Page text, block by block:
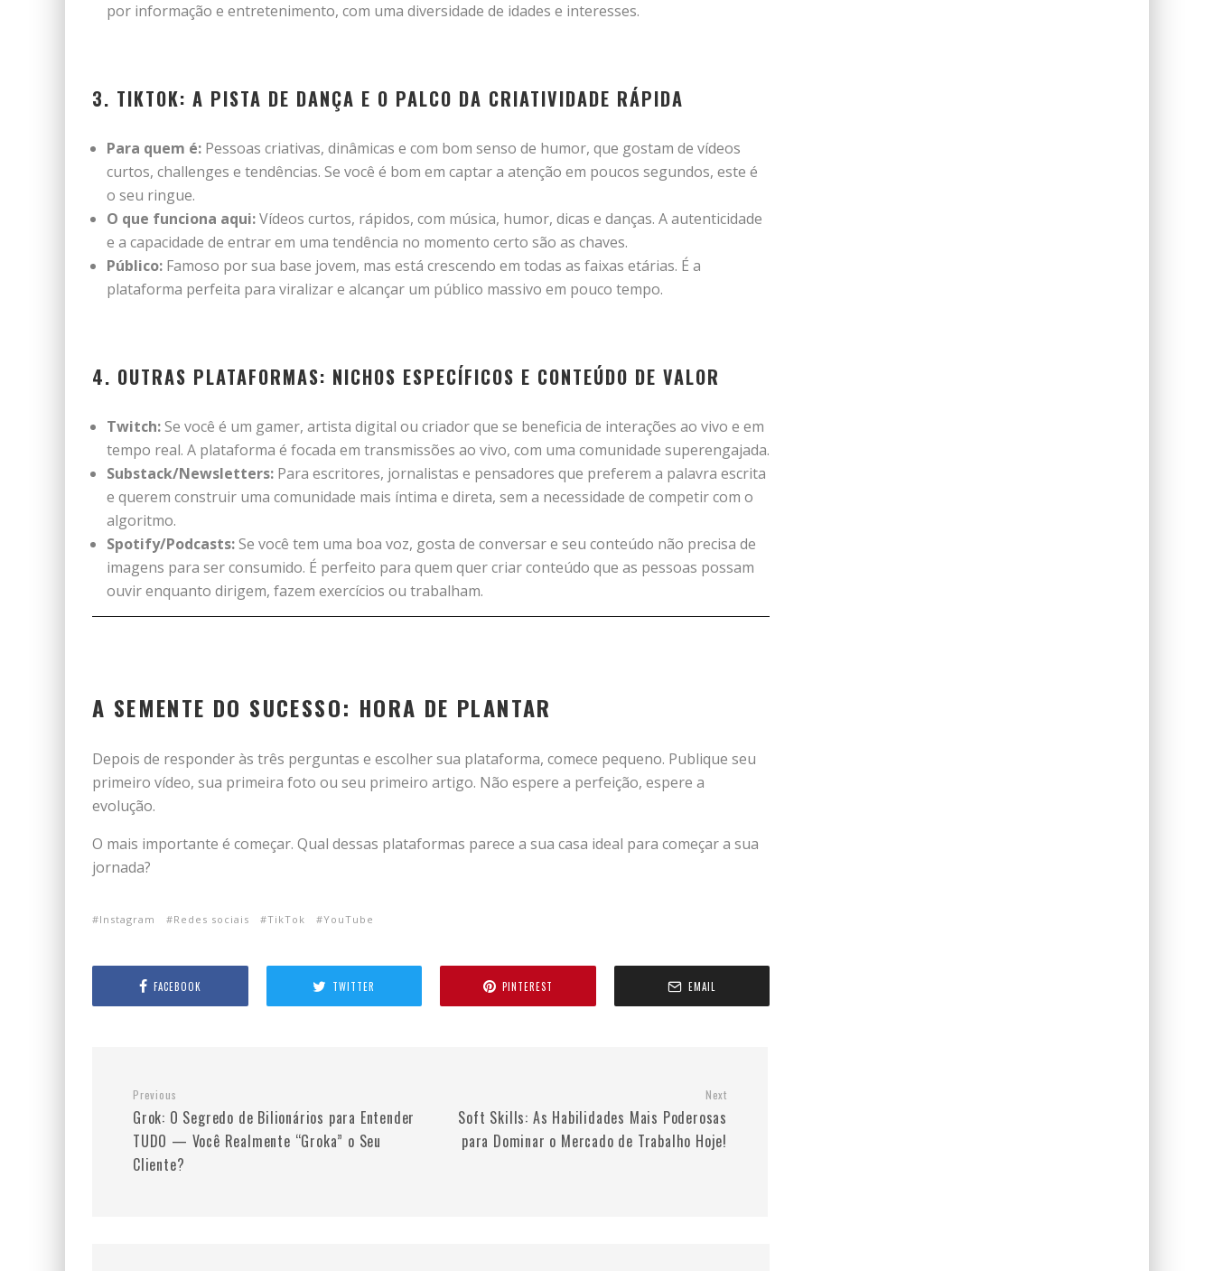
por informação e entretenimento, com uma diversidade de idades e interesses.
3. TIKTOK: A PISTA DE DANÇA E O PALCO DA CRIATIVIDADE RÁPIDA
Para quem é: Pessoas criativas, dinâmicas e com bom senso de humor, que gostam de vídeos
curtos, challenges e tendências. Se você é bom em captar a atenção em poucos segundos, este é
o seu ringue.
O que funciona aqui:Vídeos curtos, rápidos, com música, humor, dicas e danças. A autenticidade
e a capacidade de entrar em uma tendência no momento certo são as chaves.
Público: Famoso por sua base jovem, mas está crescendo em todas as faixas etárias. É a
plataforma perfeita para viralizar e alcançar um público massivo em pouco tempo.
4. OUTRAS PLATAFORMAS: NICHOS ESPECÍFICOS E CONTEÚDO DE VALOR
Twitch:Se você é um gamer, artista digital ou criador que se beneficia de interações ao vivo e em
tempo real. A plataforma é focada em transmissões ao vivo, com uma comunidade superengajada.
Substack/Newsletters: Para escritores, jornalistas e pensadores que preferem a palavra escrita
e querem construir uma comunidade mais íntima e direta, sem a necessidade de competir com o
algoritmo.
Spotify/Podcasts:Se você tem uma boa voz, gosta de conversar e seu conteúdo não precisa de
imagens para ser consumido. É perfeito para quem quer criar conteúdo que as pessoas possam
ouvir enquanto dirigem, fazem exercícios ou trabalham.
A SEMENTE DO SUCESSO: HORA DE PLANTAR
Depois de responder às três perguntas e escolher sua plataforma, comece pequeno. Publique seu
primeiro vídeo, sua primeira foto ou seu primeiro artigo. Não espere a perfeição, espere a
evolução.
O mais importante é começar. Qual dessas plataformas parece a sua casa ideal para começar a sua
jornada?
Instagram Redes sociais TikTok YouTube
FACEBOOK TWITTER PINTEREST EMAIL
Previous
Grok: O Segredo de Bilionários para Entender
TUDO — Você Realmente “Groka” o Seu
Cliente?
Next
Soft Skills: As Habilidades Mais Poderosas
para Dominar o Mercado de Trabalho Hoje!